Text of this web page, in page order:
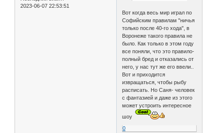
2023-06-07 22:53:51
Вот когда весь мир играл по
Софийским правилам "ничья
только после 40-го хода", в
Воронеже такого правила не
было. Как только в этом году
все поняли, что это правило-
полный бред и отказались от
него, у нас тут же его ввели..
Вот и приходится
извращаться, чтобы рыбу
расписать. Но Саня- человек
с фантазией и даже из этого
может устроить интересное
шоу
0